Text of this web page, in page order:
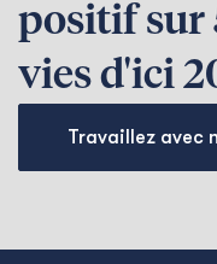
positif sur
vies d'ici
Travaillez avec